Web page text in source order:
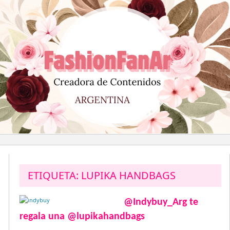
al
contenido
ETIQUETA: LUPIKA HANDBAGS
@Indybuy_Arg te
regala una @lupikahandbags